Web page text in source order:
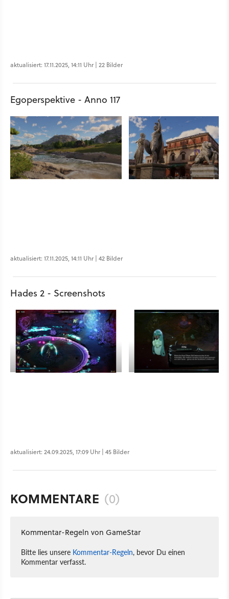
aktualisiert: 17.11.2025, 14:11 Uhr | 22 Bilder
Egoperspektive - Anno 117
aktualisiert: 17.11.2025, 14:11 Uhr | 42 Bilder
Hades 2 - Screenshots
aktualisiert: 24.09.2025, 17:09 Uhr | 45 Bilder
KOMMENTARE (0)
Kommentar-Regeln von GameStar
Bitte lies unsere Kommentar-Regeln, bevor Du einen
Kommentar verfasst.